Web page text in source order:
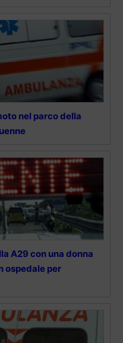
nel parco della
A29 con una donna
ospedale per